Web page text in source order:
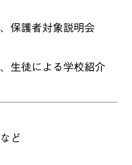
保護者対象説明会
生徒による学校紹介
ど